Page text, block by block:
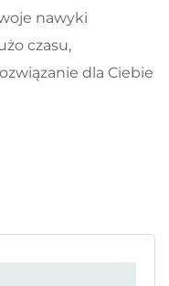
nawyki
czasu,
dla Ciebie